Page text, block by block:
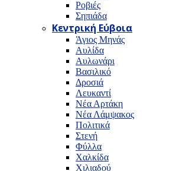
Ροβιές
Σηπιάδα
Κεντρική Εύβοια
Άγιος Μηνάς
Αυλίδα
Αυλωνάρι
Βασιλικό
Δροσιά
Λευκαντί
Νέα Αρτάκη
Νέα Λάμψακος
Πολιτικά
Στενή
Φύλλα
Χαλκίδα
Χιλιαδού